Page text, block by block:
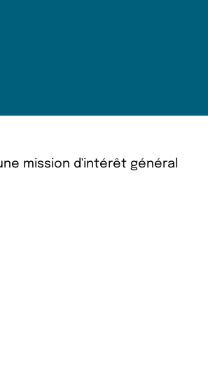
mission d'intérêt général